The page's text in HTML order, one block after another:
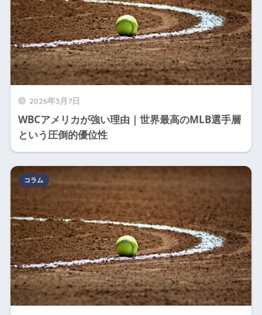
2026年3月7日
WBCアメリカが強い理由｜世界最高のMLB選手層
という圧倒的優位性
コラム